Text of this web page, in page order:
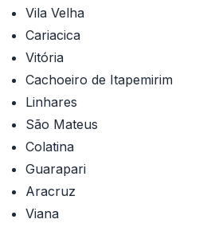
Vila Velha
Cariacica
Vitória
Cachoeiro de Itapemirim
Linhares
São Mateus
Colatina
Guarapari
Aracruz
Viana